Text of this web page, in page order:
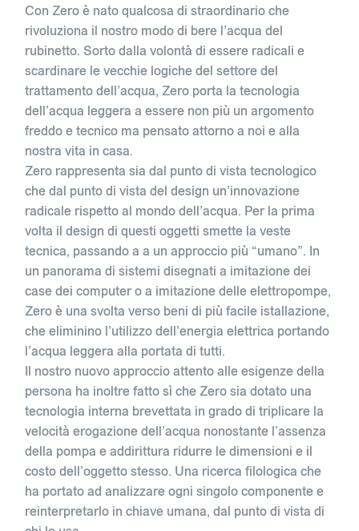
Con Zero è nato qualcosa di straordinario che
rivoluziona il nostro modo di bere l’acqua del
rubinetto. Sorto dalla volontà di essere radicali e
scardinare le vecchie logiche del settore del
trattamento dell’acqua, Zero porta la tecnologia
dell’acqua leggera a essere non più un argomento
freddo e tecnico ma pensato attorno a noi e alla
nostra vita in casa.
Zero rappresenta sia dal punto di vista tecnologico
che dal punto di vista del design un’innovazione
radicale rispetto al mondo dell’acqua. Per la prima
volta il design di questi oggetti smette la veste
tecnica, passando a a un approccio più “umano”. In
un panorama di sistemi disegnati a imitazione dei
case dei computer o a imitazione delle elettropompe,
Zero è una svolta verso beni di più facile istallazione,
che eliminino l’utilizzo dell’energia elettrica portando
l’acqua leggera alla portata di tutti.
Il nostro nuovo approccio attento alle esigenze della
persona ha inoltre fatto sì che Zero sia dotato una
tecnologia interna brevettata in grado di triplicare la
velocità erogazione dell’acqua nonostante l’assenza
della pompa e addirittura ridurre le dimensioni e il
costo dell’oggetto stesso. Una ricerca filologica che
ha portato ad analizzare ogni singolo componente e
reinterpretarlo in chiave umana, dal punto di vista di